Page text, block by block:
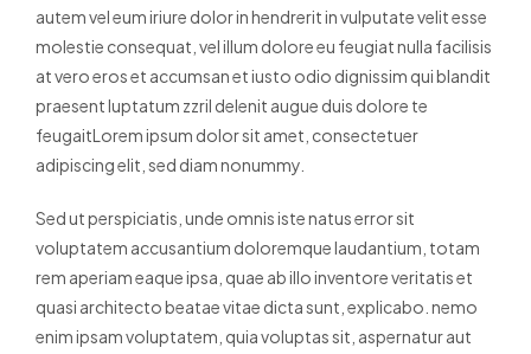
autem vel eum iriure dolor in hendrerit in vulputate velit esse
molestie consequat, vel illum dolore eu feugiat nulla facilisis
at vero eros et accumsan et iusto odio dignissim qui blandit
praesent luptatum zzril delenit augue duis dolore te
feugaitLorem ipsum dolor sit amet, consectetuer
adipiscing elit, sed diam nonummy.
Sed ut perspiciatis, unde omnis iste natus error sit
voluptatem accusantium doloremque laudantium, totam
rem aperiam eaque ipsa, quae ab illo inventore veritatis et
quasi architecto beatae vitae dicta sunt, explicabo. nemo
enim ipsam voluptatem, quia voluptas sit, aspernatur aut